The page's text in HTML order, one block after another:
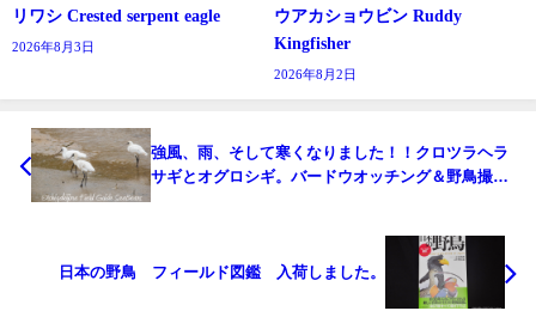
リワシ Crested serpent eagle
2026年8月3日
ウアカショウビン Ruddy
Kingfisher
2026年8月2日
強風、雨、そして寒くなりました！！クロツラヘラ
サギとオグロシギ。バードウオッチング＆野鳥撮
日本の野鳥 フィールド図鑑 入荷しました。